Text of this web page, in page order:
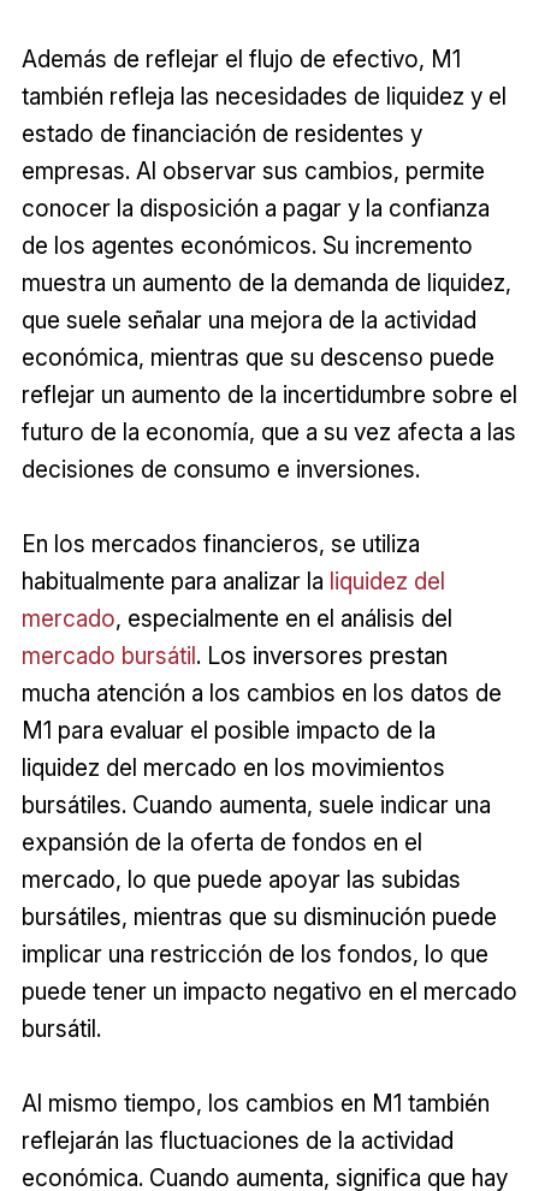
Además de reflejar el flujo de efectivo, M1
también refleja las necesidades de liquidez y el
estado de financiación de residentes y
empresas. Al observar sus cambios, permite
conocer la disposición a pagar y la confianza
de los agentes económicos. Su incremento
muestra un aumento de la demanda de liquidez,
que suele señalar una mejora de la actividad
económica, mientras que su descenso puede
reflejar un aumento de la incertidumbre sobre el
futuro de la economía, que a su vez afecta a las
decisiones de consumo e inversiones.
En los mercados financieros, se utiliza
habitualmente para analizar la liquidez del
mercado, especialmente en el análisis del
mercado bursátil. Los inversores prestan
mucha atención a los cambios en los datos de
M1 para evaluar el posible impacto de la
liquidez del mercado en los movimientos
bursátiles. Cuando aumenta, suele indicar una
expansión de la oferta de fondos en el
mercado, lo que puede apoyar las subidas
bursátiles, mientras que su disminución puede
implicar una restricción de los fondos, lo que
puede tener un impacto negativo en el mercado
bursátil.
Al mismo tiempo, los cambios en M1 también
reflejarán las fluctuaciones de la actividad
económica. Cuando aumenta, significa que hay